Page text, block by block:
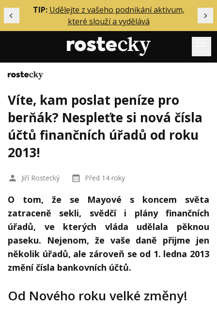
Předchozí
TIP: Udělejte z vašeho podnikání aktivum,
které slouží a vydělává
Mentoring
Podcasty
Solo
Akce
Inzerce
Přihlášení
Kontakt
Obchodní podmínky
Hledaná fráze
Domů
Víte, kam poslat peníze pro
berňák? Nespleťte si nová čísla
účtů finančních úřadů od roku
2013!
Jiří Rostecký Před 14 roky
O tom, že se Mayové s koncem světa
zatraceně sekli, svědčí i plány finančních
úřadů, ve kterých vláda udělala pěknou
paseku. Nejenom, že vaše daně přijme jen
několik úřadů, ale zároveň se od 1. ledna 2013
změní čísla bankovních účtů.
Od Nového roku velké změny!